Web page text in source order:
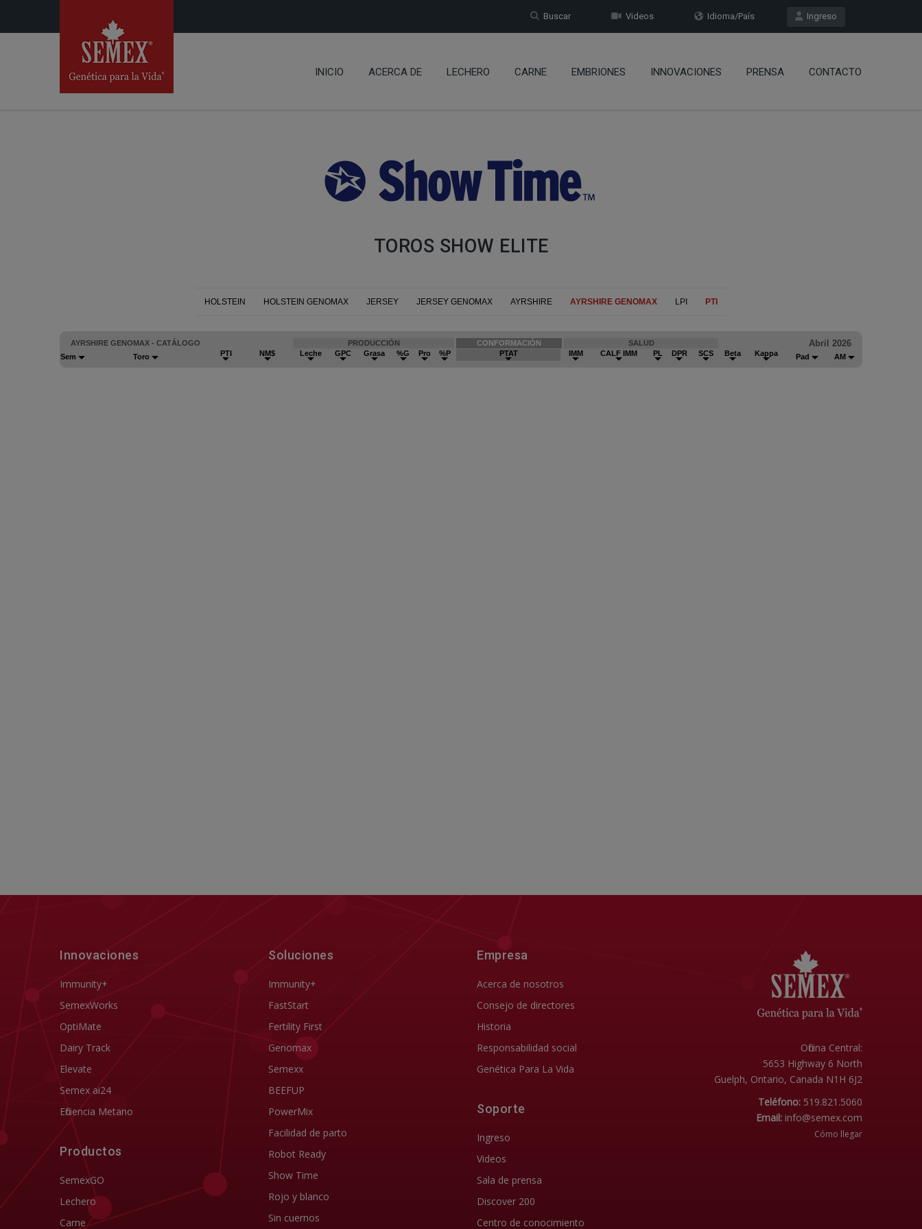
Ingreso
Idioma/País
Videos
Buscar
INICIO ACERCA DE LECHERO CARNE EMBRIONES INNOVACIONES PRENSA CONTACTO
TOROS SHOW ELITE
Innovaciones
Immunity+
SemexWorks
OptiMate
Dairy Track
Elevate
Semex ai24
Eficiencia Metano
Productos
SemexGO
Lechero
Carne
Soluciones
Immunity+
FastStart
Fertility First
Genomax
Semexx
BEEFUP
PowerMix
Facilidad de parto
Robot Ready
Show Time
Rojo y blanco
Sin cuernos
Empresa
Acerca de nosotros
Consejo de directores
Historia
Responsabilidad social
Genética Para La Vida
Soporte
Ingreso
Videos
Sala de prensa
Discover 200
Centro de conocimiento
Oficina Central:
5653 Highway 6 North
Guelph, Ontario, Canada N1H 6J2
Teléfono:519.821.5060
Email: info@semex.com
Cómo llegar